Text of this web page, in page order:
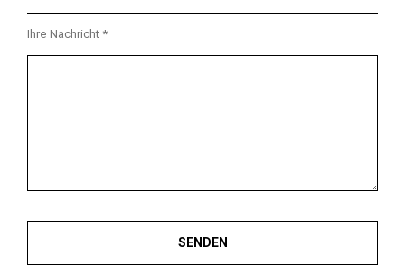
Ihre Nachricht *